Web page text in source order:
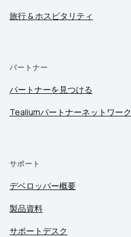
旅行 & ホスピタリティ
パートナー
パートナーを見つける
Tealiumパートナーネットワーク
サポート
デベロッパー概要
製品資料
サポートデスク